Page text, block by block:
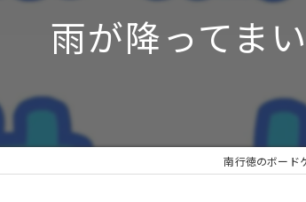
雨が降ってま
南行徳のボード